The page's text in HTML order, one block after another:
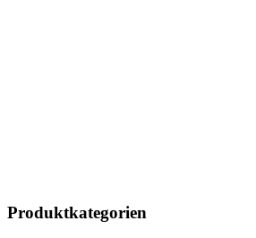
Produktkategorien